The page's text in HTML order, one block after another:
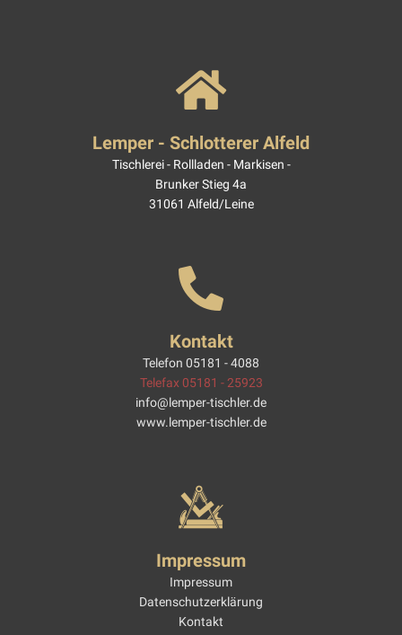
Lemper - Schlotterer Alfeld
Tischlerei - Rollladen - Markisen -
Brunker Stieg 4a
31061 Alfeld/Leine
Kontakt
Telefon 05181 - 4088
Telefax 05181 - 25923
info@lemper-tischler.de
www.lemper-tischler.de
Impressum
Impressum
Datenschutzerklärung
Kontakt